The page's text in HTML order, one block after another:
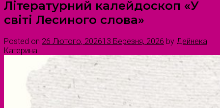
Літературний калейдоскоп «У
світі Лесиного слова»
Posted on 26 Лютого, 202613 Березня, 2026 by Дейнека
Катерина